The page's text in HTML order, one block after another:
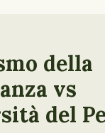
della
vs
del